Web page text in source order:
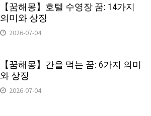
【꿈해몽】호텔 수영장 꿈: 14가지
의미와 상징
2026-07-04
【꿈해몽】간을 먹는 꿈: 6가지 의미
와 상징
2026-07-04